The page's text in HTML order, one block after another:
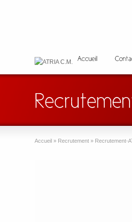
Accueil » Recrutement » Recrutement-